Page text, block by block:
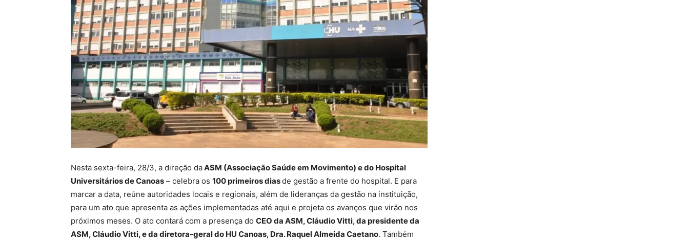
Nesta sexta-feira, 28/3, a direção daASM (Associação Saúde em Movimento) e do Hospital
Universitários de Canoas – celebra os 100 primeiros diasde gestão a frente do hospital. E para
marcar a data, reúne autoridades locais e regionais, além de lideranças da gestão na instituição,
para um ato que apresenta as ações implementadas até aqui e projeta os avanços que virão nos
próximos meses. O ato contará com a presença do CEO da ASM, Cláudio Vitti, da presidente da
ASM, Cláudio Vitti, e da diretora-geral do HU Canoas, Dra. Raquel Almeida Caetano. Também